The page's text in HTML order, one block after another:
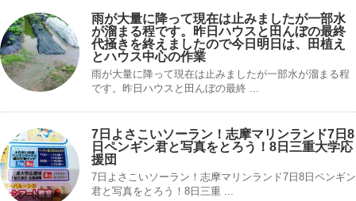
雨が大量に降って現在は止みましたが一部水
が溜まる程です。昨日ハウスと田んぼの最終
代掻きを終えましたので今日明日は、田植え
とハウス中心の作業
雨が大量に降って現在は止みましたが一部水が溜まる程
です。昨日ハウスと田んぼの最終 ...
7日よさこいソーラン！志摩マリンランド7日8
日ペンギン君と写真をとろう！8日三重大学応
援団
7日よさこいソーラン！志摩マリンランド7日8日ペンギン
君と写真をとろう！8日三重 ...